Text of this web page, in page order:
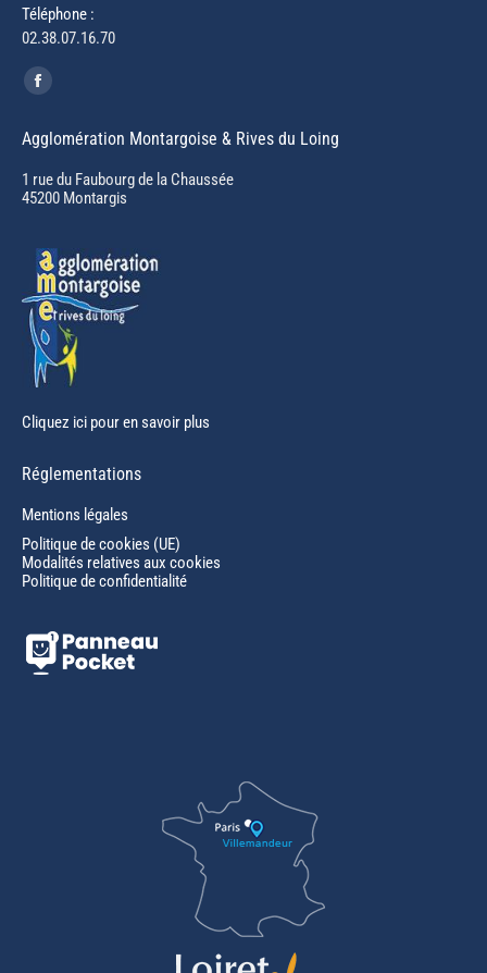
Téléphone :
02.38.07.16.70
Trouvez nous sur :
Facebook
opens
in
new
Agglomération Montargoise & Rives du Loing
1 rue du Faubourg de la Chaussée
45200 Montargis
Cliquez ici pour en savoir plus
Réglementations
Mentions légales
Politique de cookies (UE)
Modalités relatives aux cookies
Politique de confidentialité